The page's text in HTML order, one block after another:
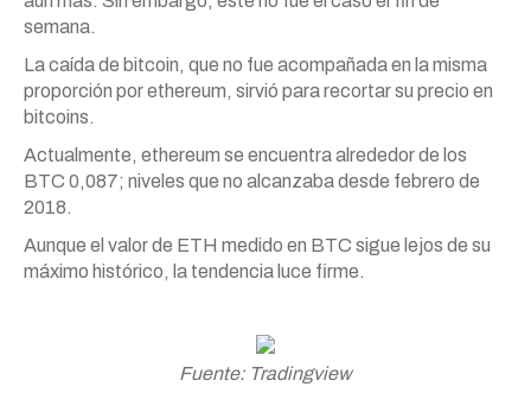
semana.
La caída de bitcoin, que no fue acompañada en la misma
proporción por ethereum, sirvió para recortar su precio en
bitcoins.
Actualmente, ethereum se encuentra alrededor de los
BTC 0,087; niveles que no alcanzaba desde febrero de
2018.
Aunque el valor de ETH medido en BTC sigue lejos de su
máximo histórico, la tendencia luce firme.
Fuente: Tradingview